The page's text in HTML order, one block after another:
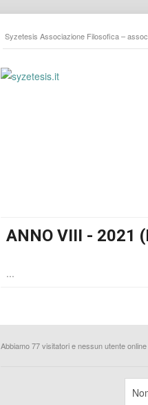
Syzetesis Associazione Filosofica –
ANNO VIII - 2021
...
Abbiamo 77 visitatori e nessun utente online